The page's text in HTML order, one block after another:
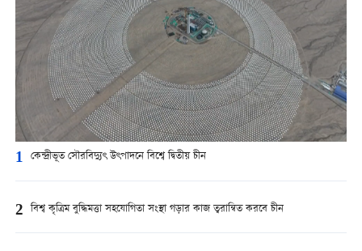
1 কেন্দ্রীভূত সৌরবিদ্যুৎ উৎপাদনে বিশ্বে দ্বিতীয় চীন
2 বিশ্ব কৃত্রিম বুদ্ধিমত্তা সহযোগিতা সংস্থা গড়ার কাজ ত্বরান্বিত করবে চীন